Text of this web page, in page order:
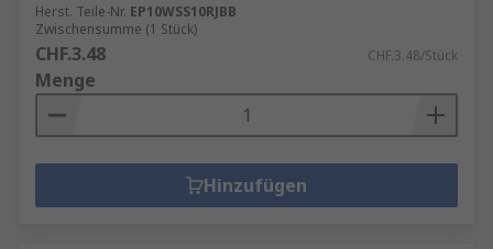
Herst. Teile-Nr. EP10WSS10RJBB
Zwischensumme (1 Stück)
CHF.3.48 CHF.3.48/Stück
Menge
Hinzufügen